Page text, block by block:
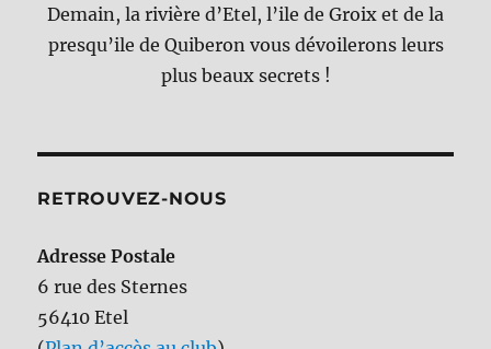
Demain, la rivière d’Etel, l’ile de Groix et de la
presqu’ile de Quiberon vous dévoilerons leurs
plus beaux secrets !
RETROUVEZ-NOUS
Adresse Postale
6 rue des Sternes
56410 Etel